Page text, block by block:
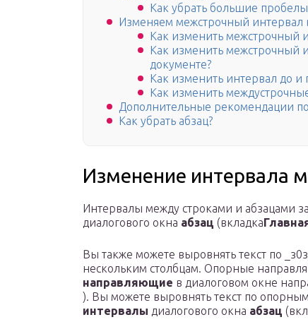
Как убрать большие
Изменяем межстрочный интервал
Как изменить межстрочный
Как изменить межстрочный
документе?
Как изменить интервал до и
Как изменить
Дополнительные рекомендации
Как убрать абзац?
Изменение интервала
Интервалы между строками и абзацами
диалогового окна абзац (вкладка
Вы также можете выровнять текст по
нескольким столбцам. Опорные
направляющие в диалоговом окне
). Вы можете выровнять текст по
интервалы диалогового окна абзац